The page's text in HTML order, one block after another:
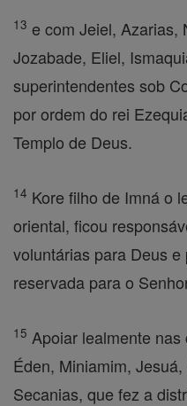
13 e com Jeiel, Azarias,
Jozabade, Eliel,
superintendentes sob
por ordem do rei
Templo de Deus.
14 Kore filho de Imná o
oriental, ficou
voluntárias para Deus
reservada para o
15 Apoiar lealmente
Éden, Miniamim,
Secanias, que fez a